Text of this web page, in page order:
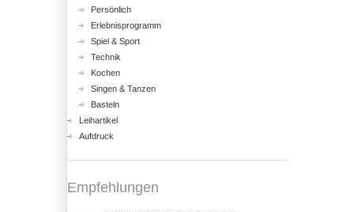
Persönlich
Erlebnisprogramm
Spiel & Sport
Technik
Kochen
Singen & Tanzen
Basteln
Leihartikel
Aufdruck
Empfehlungen